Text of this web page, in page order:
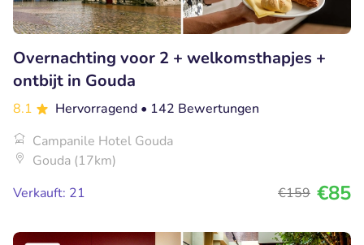
Overnachting voor 2 + welkomsthapjes +
ontbijt in Gouda
8.1 Hervorragend • 142 Bewertungen
Campanile Hotel Gouda
Gouda (17km)
Verkauft: 21
€159 €85